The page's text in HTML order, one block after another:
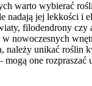
warto wybierać
nadają jej lekkości i
filodendrony czy
nowoczesnych
należy unikać roślin
mogą one rozpraszać